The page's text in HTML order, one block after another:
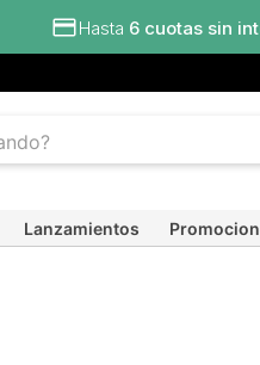
Hasta 6 cuotas sin
Lanzamientos